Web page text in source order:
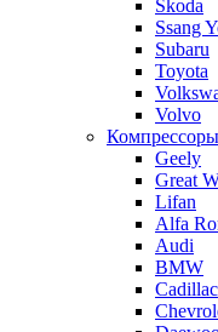
Skoda
Ssang
Subaru
Toyota
Volvo
Geely
Great
Lifan
Alfa
Audi
BMW
Cadillac